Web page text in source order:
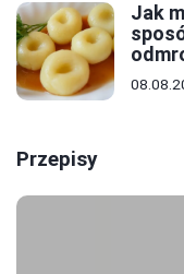
Jak
Przepisy